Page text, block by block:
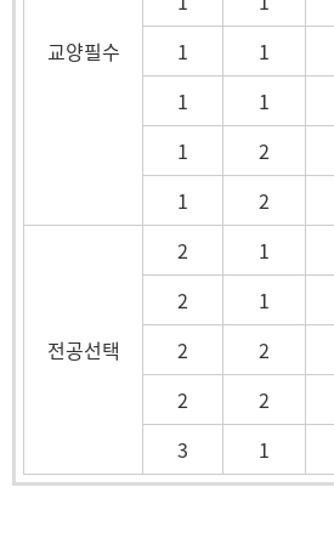
교양필수
1
1
1
1
1
2
1
2
전공선택
2 1
2
1
2
2
2
2
3
1